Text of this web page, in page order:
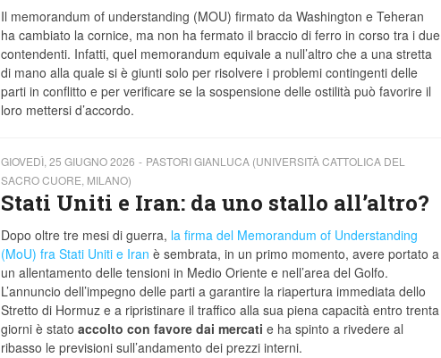
Il memorandum of understanding (MOU) firmato da Washington e Teheran
ha cambiato la cornice, ma non ha fermato il braccio di ferro in corso tra i due
contendenti. Infatti, quel memorandum equivale a null’altro che a una stretta
di mano alla quale si è giunti solo per risolvere i problemi contingenti delle
parti in conflitto e per verificare se la sospensione delle ostilità può favorire il
loro mettersi d’accordo.
GIOVEDÌ, 25 GIUGNO 2026
PASTORI GIANLUCA (UNIVERSITÀ CATTOLICA DEL
SACRO CUORE, MILANO)
Stati Uniti e Iran: da uno stallo all’altro?
Dopo oltre tre mesi di guerra, la firma del Memorandum of Understanding
(MoU) fra Stati Uniti e Iran è sembrata, in un primo momento, avere portato a
un allentamento delle tensioni in Medio Oriente e nell’area del Golfo.
L’annuncio dell’impegno delle parti a garantire la riapertura immediata dello
Stretto di Hormuz e a ripristinare il traffico alla sua piena capacità entro trenta
giorni è stato accolto con favore dai mercati e ha spinto a rivedere al
ribasso le previsioni sull’andamento dei prezzi interni.